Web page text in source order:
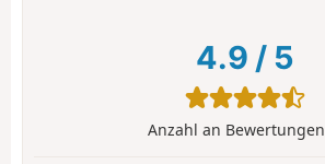
4.9 / 5
Anzahl an